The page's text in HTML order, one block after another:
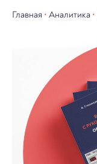
Главная • Аналитика •